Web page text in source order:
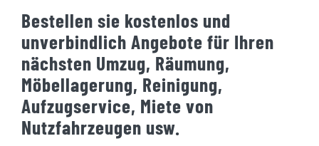
Bestellen sie kostenlos und
unverbindlich Angebote für Ihren
nächsten Umzug, Räumung,
Möbellagerung, Reinigung,
Aufzugservice, Miete von
Nutzfahrzeugen usw.